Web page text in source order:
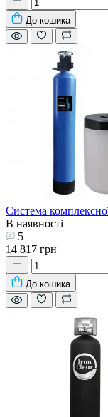
До кошика
Система
В наявності
5
14 817 грн
До кошика